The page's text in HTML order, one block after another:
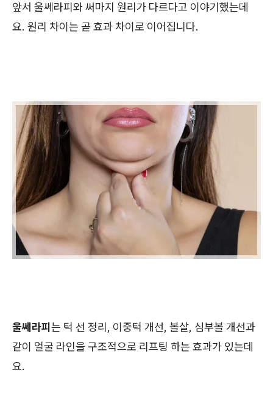
앞서 울쎄라피와 써마지 원리가 다르다고 이야기했는데
요. 원리 차이는 곧 효과 차이로 이어집니다.
울쎄라피는 턱 선 정리, 이중턱 개선, 볼살, 심부볼 개선과
같이 얼굴 라인을 구조적으로 리프팅 하는 효과가 있는데
요.